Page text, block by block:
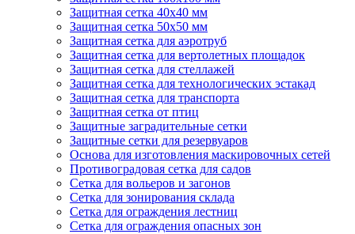
Защитная сетка 40х40 мм
Защитная сетка 50х50 мм
Защитная сетка для аэротруб
Защитная сетка для вертолетных площадок
Защитная сетка для стеллажей
Защитная сетка для технологических эстакад
Защитная сетка для транспорта
Защитная сетка от птиц
Защитные заградительные сетки
Защитные сетки для резервуаров
Основа для изготовления маскировочных сетей
Противоградовая сетка для садов
Сетка для вольеров и загонов
Сетка для зонирования склада
Сетка для ограждения лестниц
Сетка для ограждения опасных зон